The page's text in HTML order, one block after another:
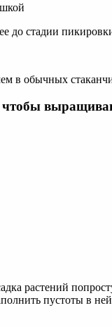
до стадии
в обычных
чтобы
растений
пустоты в